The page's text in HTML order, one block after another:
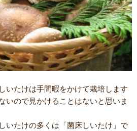
いたけは手間暇をかけて栽培します
いので見かけることはないと思いま
いたけの多くは「菌床しいたけ」で